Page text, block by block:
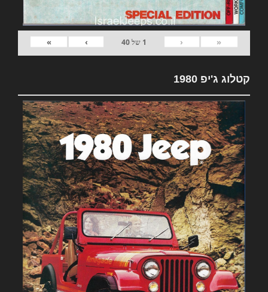
«
‹
1 של40
›
»
קטלוג ג'יפ 1980